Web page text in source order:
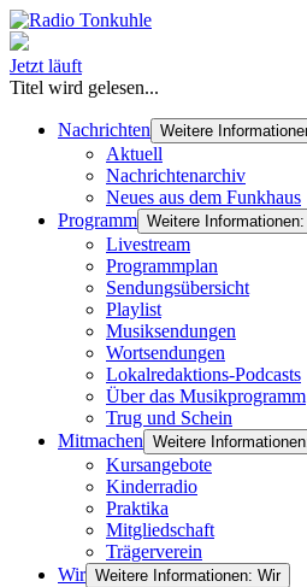
Jetzt läuft
Titel wird gelesen...
Nachrichten Weitere
Aktuell
Nachrichtenarchiv
Neues aus dem Funkhaus
Programm Weitere
Livestream
Programmplan
Sendungsübersicht
Playlist
Musiksendungen
Wortsendungen
Lokalredaktions-Podcasts
Über das Musikprogramm
Trug und Schein
Mitmachen Weitere
Kursangebote
Kinderradio
Praktika
Mitgliedschaft
Trägerverein
Wir Weitere Informationen: Wir